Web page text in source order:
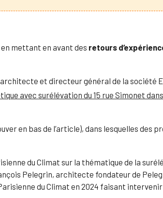
mettant en avant des retours
architecte et directeur général de la société
avec surélévation du 15 rue Simonet dans
en bas de l’article), dans lesquelles des
du Climat sur la thématique de la
Pelegrin, architecte fondateur de
du Climat en 2024 faisant